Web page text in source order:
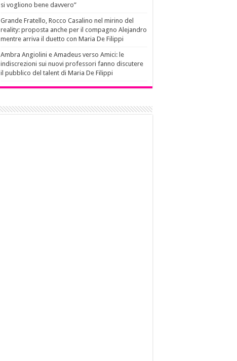
si vogliono bene davvero”
Grande Fratello, Rocco Casalino nel mirino del
reality: proposta anche per il compagno Alejandro
mentre arriva il duetto con Maria De Filippi
Ambra Angiolini e Amadeus verso Amici: le
indiscrezioni sui nuovi professori fanno discutere
il pubblico del talent di Maria De Filippi